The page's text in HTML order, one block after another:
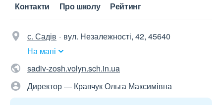
Контакти Про школу Рейтинг
с. Садів
вул. Незалежності, 42, 45640
На мапі
sadiv-zosh.volyn.sch.in.ua
Директор — Кравчук Ольга Максимівна